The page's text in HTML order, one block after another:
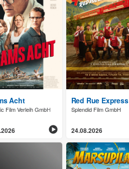
Acht
Film Verleih GmbH
Red Rue Express
Splendid Film GmbH
24.08.2026